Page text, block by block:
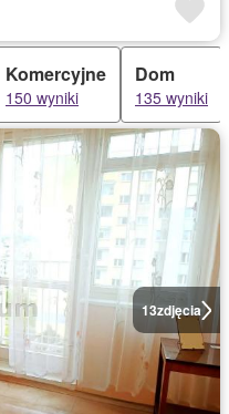
Komercyjne
150 wyniki
Dom
135 wyniki
13zdjęcia